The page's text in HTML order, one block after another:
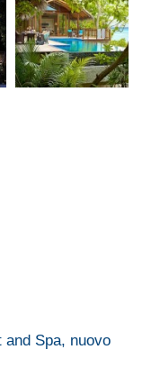
and Spa, nuovo